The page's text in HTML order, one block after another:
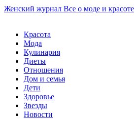
Женский журнал Все о моде и красоте
Красота
Мода
Кулинария
Диеты
Отношения
Дом и семья
Дети
Здоровье
Звезды
Новости